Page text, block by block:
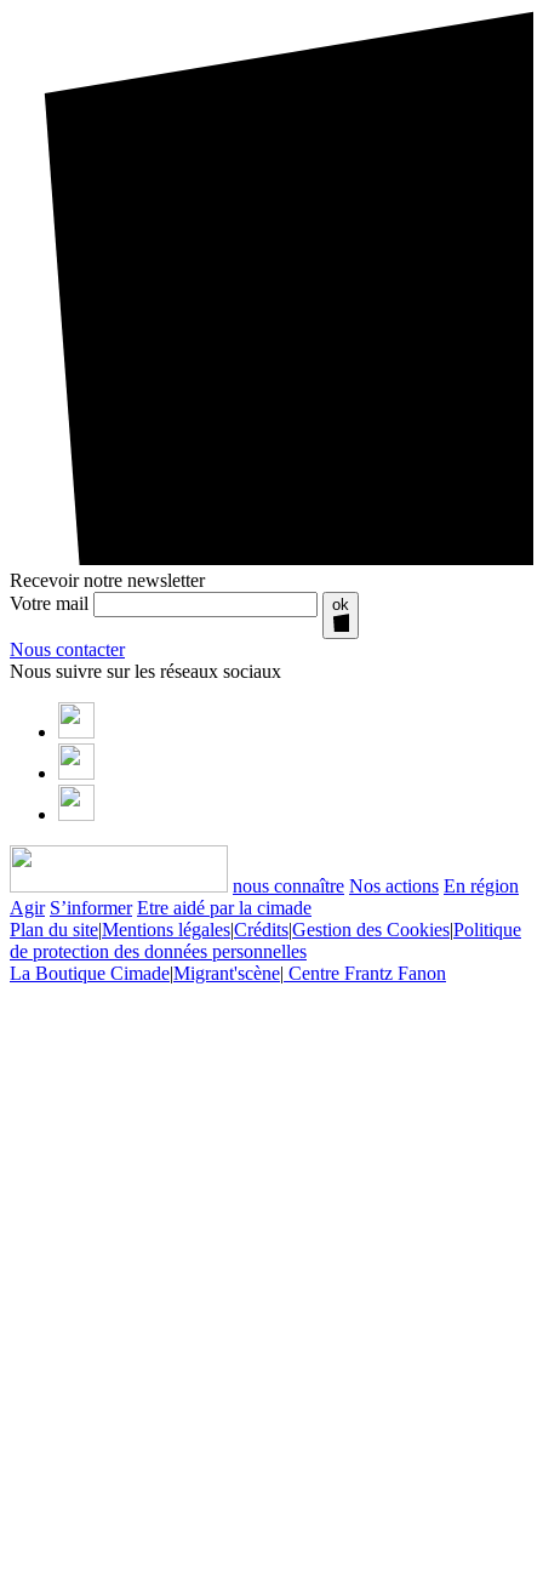
Recevoir notre newsletter
Votre mail
ok
Nous contacter
Nous suivre sur les réseaux sociaux
nous connaître Nos actions En région
Agir S’informer Etre aidé par la cimade
Plan du site|Mentions légales|Crédits|Gestion des Cookies|Politique
de protection des données personnelles
La Boutique Cimade|Migrant'scène| Centre Frantz Fanon